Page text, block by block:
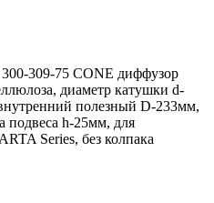
309-75 CONE диффузор
диаметр катушки d-
полезный D-233мм,
подвеса h-25мм, для
Series, без колпака